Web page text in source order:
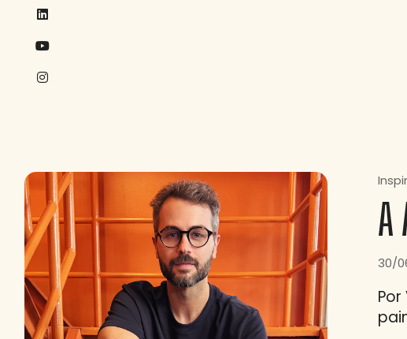
A
30/